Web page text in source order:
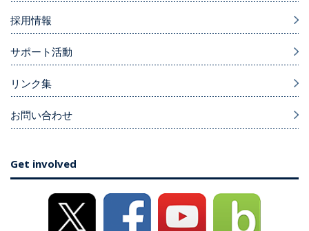
採用情報
サポート活動
リンク集
お問い合わせ
Get involved